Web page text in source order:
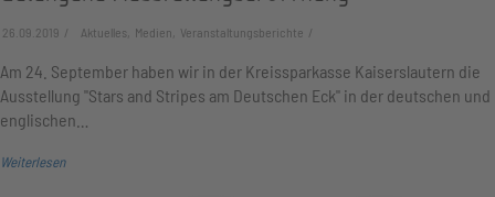
26.09.2019 Aktuelles, Medien, Veranstaltungsberichte
Am 24. September haben wir in der Kreissparkasse Kaiserslautern die
Ausstellung "Stars and Stripes am Deutschen Eck" in der deutschen und
englischen…
Weiterlesen